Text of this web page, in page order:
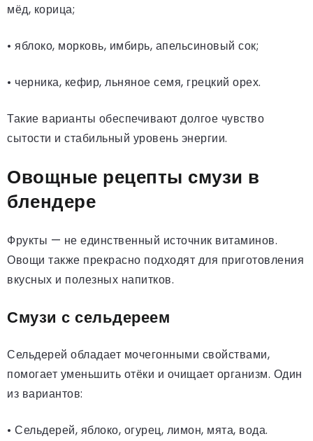
мёд, корица;
• яблоко, морковь, имбирь, апельсиновый сок;
• черника, кефир, льняное семя, грецкий орех.
Такие варианты обеспечивают долгое чувство
сытости и стабильный уровень энергии.
Овощные рецепты смузи в
блендере
Фрукты — не единственный источник витаминов.
Овощи также прекрасно подходят для приготовления
вкусных и полезных напитков.
Смузи с сельдереем
Сельдерей обладает мочегонными свойствами,
помогает уменьшить отёки и очищает организм. Один
из вариантов:
• Сельдерей, яблоко, огурец, лимон, мята, вода.